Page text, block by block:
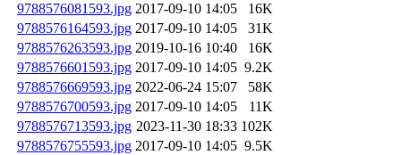
9788576081593.jpg 2017-09-10 14:05
16K
9788576164593.jpg 2017-09-10 14:05
31K
9788576263593.jpg 2019-10-16 10:40
16K
9788576601593.jpg 2017-09-10 14:05 9.2K
9788576669593.jpg 2022-06-24 15:07
58K
9788576700593.jpg 2017-09-10 14:05
11K
9788576713593.jpg 2023-11-30 18:33 102K
9788576755593.jpg 2017-09-10 14:05 9.5K